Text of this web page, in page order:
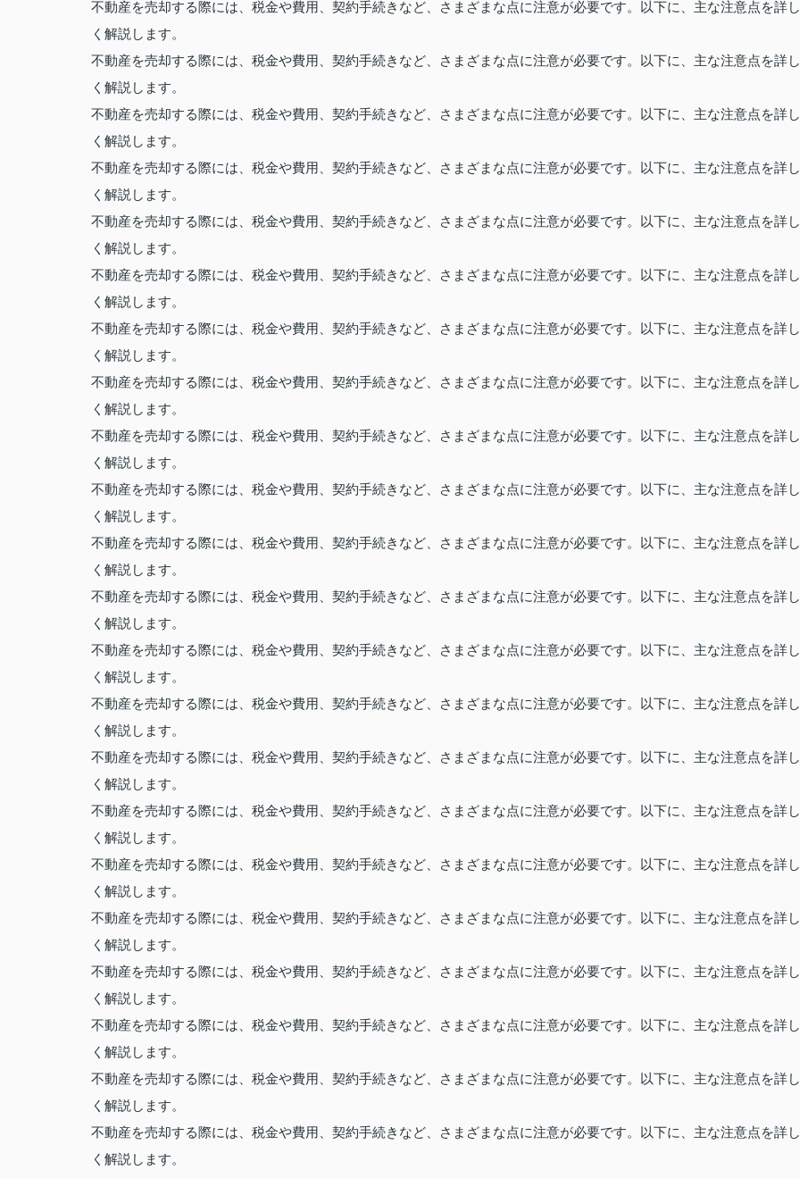
不動産を売却する際には、税金や費用、契約手続きなど、さまざまな点に注意が必要です。以下に、主な注意点を詳し
く解説します。
不動産を売却する際には、税金や費用、契約手続きなど、さまざまな点に注意が必要です。以下に、主な注意点を詳し
く解説します。
不動産を売却する際には、税金や費用、契約手続きなど、さまざまな点に注意が必要です。以下に、主な注意点を詳し
く解説します。
不動産を売却する際には、税金や費用、契約手続きなど、さまざまな点に注意が必要です。以下に、主な注意点を詳し
く解説します。
不動産を売却する際には、税金や費用、契約手続きなど、さまざまな点に注意が必要です。以下に、主な注意点を詳し
く解説します。
不動産を売却する際には、税金や費用、契約手続きなど、さまざまな点に注意が必要です。以下に、主な注意点を詳し
く解説します。
不動産を売却する際には、税金や費用、契約手続きなど、さまざまな点に注意が必要です。以下に、主な注意点を詳し
く解説します。
不動産を売却する際には、税金や費用、契約手続きなど、さまざまな点に注意が必要です。以下に、主な注意点を詳し
く解説します。
不動産を売却する際には、税金や費用、契約手続きなど、さまざまな点に注意が必要です。以下に、主な注意点を詳し
く解説します。
不動産を売却する際には、税金や費用、契約手続きなど、さまざまな点に注意が必要です。以下に、主な注意点を詳し
く解説します。
不動産を売却する際には、税金や費用、契約手続きなど、さまざまな点に注意が必要です。以下に、主な注意点を詳し
く解説します。
不動産を売却する際には、税金や費用、契約手続きなど、さまざまな点に注意が必要です。以下に、主な注意点を詳し
く解説します。
不動産を売却する際には、税金や費用、契約手続きなど、さまざまな点に注意が必要です。以下に、主な注意点を詳し
く解説します。
不動産を売却する際には、税金や費用、契約手続きなど、さまざまな点に注意が必要です。以下に、主な注意点を詳し
く解説します。
不動産を売却する際には、税金や費用、契約手続きなど、さまざまな点に注意が必要です。以下に、主な注意点を詳し
く解説します。
不動産を売却する際には、税金や費用、契約手続きなど、さまざまな点に注意が必要です。以下に、主な注意点を詳し
く解説します。
不動産を売却する際には、税金や費用、契約手続きなど、さまざまな点に注意が必要です。以下に、主な注意点を詳し
く解説します。
不動産を売却する際には、税金や費用、契約手続きなど、さまざまな点に注意が必要です。以下に、主な注意点を詳し
く解説します。
不動産を売却する際には、税金や費用、契約手続きなど、さまざまな点に注意が必要です。以下に、主な注意点を詳し
く解説します。
不動産を売却する際には、税金や費用、契約手続きなど、さまざまな点に注意が必要です。以下に、主な注意点を詳し
く解説します。
不動産を売却する際には、税金や費用、契約手続きなど、さまざまな点に注意が必要です。以下に、主な注意点を詳し
く解説します。
不動産を売却する際には、税金や費用、契約手続きなど、さまざまな点に注意が必要です。以下に、主な注意点を詳し
く解説します。